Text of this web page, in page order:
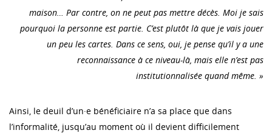
maison… Par contre, on ne peut pas mettre décès. Moi je sais
pourquoi la personne est partie. C’est plutôt là que je vais jouer
un peu les cartes. Dans ce sens, oui, je pense qu’il y a une
reconnaissance à ce niveau-là, mais elle n’est pas
institutionnalisée quand même. »
Ainsi, le deuil d’un·e bénéficiaire n’a sa place que dans
l’informalité, jusqu’au moment où il devient difficilement